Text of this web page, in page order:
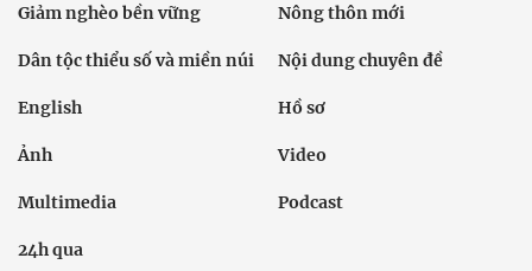
Giảm nghèo bền vững Nông thôn mới
Dân tộc thiểu số và miền núi Nội dung chuyên đề
English Hồ sơ
Ảnh Video
Multimedia Podcast
24h qua